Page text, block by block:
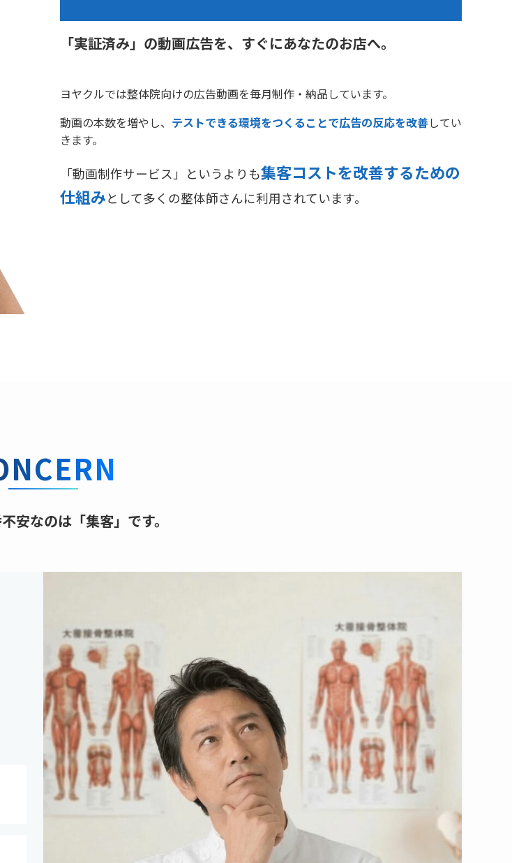
「実証済み」の動画広告を、すぐにあなたのお店へ。
ヨヤクルでは整体院向けの広告動画を毎月制作・納品しています。
動画の本数を増やし、 テストできる環境をつくることで広告の反応を改善してい
きます。
「動画制作サービス」というよりも集客コストを改善するための
仕組みとして多くの整体師さんに利用されています。
安なのは「集客」です。